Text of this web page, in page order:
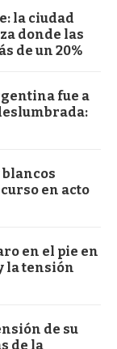
la ciudad
donde las
de un 20%
fue a
blancos
en acto
en el pie en
la tensión
de su
de la